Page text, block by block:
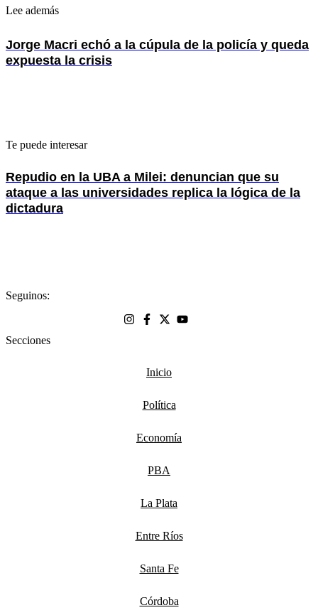
Lee además
Jorge Macri echó a la cúpula de la policía y queda
expuesta la crisis
Te puede interesar
Repudio en la UBA a Milei: denuncian que su
ataque a las universidades replica la lógica de la
dictadura
Seguinos:
Secciones
Inicio
Política
Economía
PBA
La Plata
Entre Ríos
Santa Fe
Córdoba